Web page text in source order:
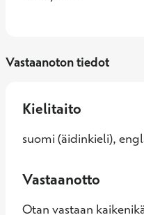
Vastaanoton tiedot
Kielitaito
suomi (äidinkieli),
Vastaanotto
Otan vastaan